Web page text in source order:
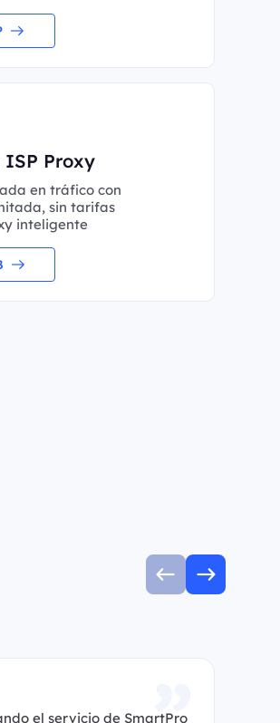
Proxy
en tráfico con
sin tarifas
inteligente
el servicio de SmartPro